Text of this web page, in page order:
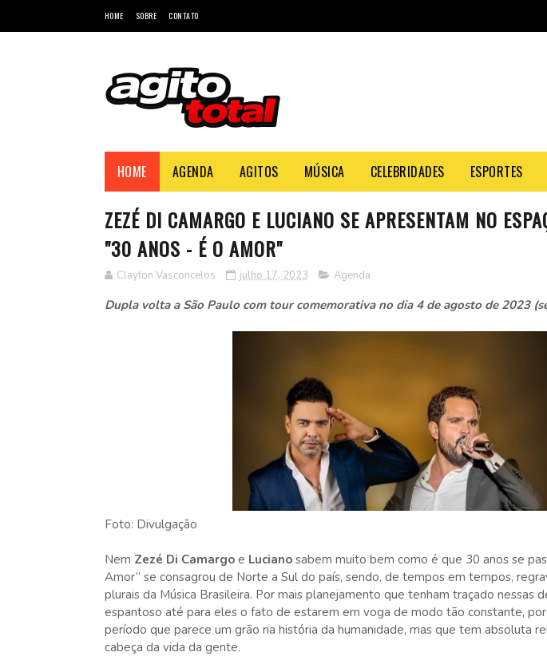
HOME SOBRE CONTATO
HOME AGENDA AGITOS MÚSICA CELEBRIDADES ESPORTES
ZEZÉ DI CAMARGO E LUCIANO SE APRESENTAM NO
"30 ANOS - É O AMOR"
Clayton Vasconcelos julho 17, 2023 Agenda
Dupla volta a São Paulo com tour comemorativa no dia 4 de agosto de 2023
Foto: Divulgação
Nem Zezé Di Camargoe Lucianosabem muito bem como é que 30 anos se
Amor” se consagrou de Norte a Sul do país, sendo, de tempos em tempos,
plurais da Música Brasileira. Por mais planejamento que tenham traçado nessas
espantoso até para eles o fato de estarem em voga de modo tão constante,
período que parece um grão na história da humanidade, mas que tem absoluta
cabeça da vida da gente.